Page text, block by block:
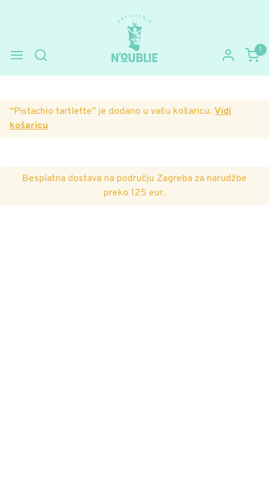
1
“Pistachio tartlette” je dodano u vašu košaricu. Vidi
košaricu
Besplatna dostava na području Zagreba za narudžbe
preko 125 eur.